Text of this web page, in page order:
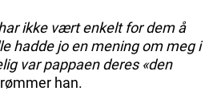
ikke vært enkelt for dem å
hadde jo en mening om meg i
var pappaen deres «den
han.